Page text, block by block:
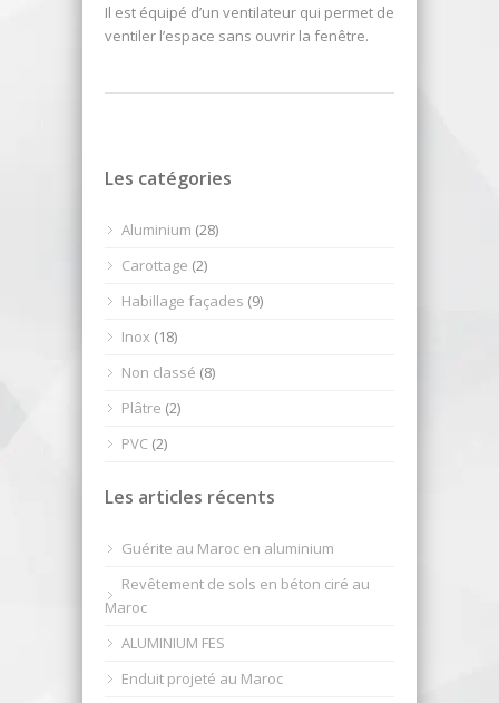
Il est équipé d’un ventilateur qui permet de
ventiler l’espace sans ouvrir la fenêtre.
Les catégories
Aluminium (28)
Carottage (2)
Habillage façades (9)
Inox (18)
Non classé (8)
Plâtre (2)
PVC (2)
Les articles récents
Guérite au Maroc en aluminium
Revêtement de sols en béton ciré au
Maroc
ALUMINIUM FES
Enduit projeté au Maroc